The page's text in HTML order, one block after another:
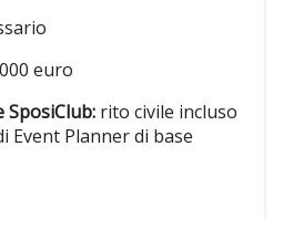
euro
SposiClub:rito civile incluso
Event Planner di base